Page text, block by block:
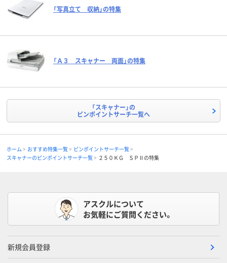
「写真立て 収納」の特集
「Ａ３ スキャナー 両面」の特集
「スキャナー」の
ピンポイントサーチ一覧へ
ホーム おすすめ特集一覧
ピンポイントサーチ一覧
スキャナーのピンポイントサーチ一覧
２５０ＫＧ ＳＰⅡの特集
アスクルについて
お気軽にご質問ください。
新規会員登録